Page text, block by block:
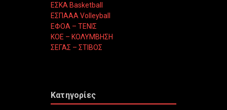
ΕΣΚΑ Basketball
ΕΣΠΑΑΑ Volleyball
ΕΦΟΑ – ΤΕΝΙΣ
ΚΟΕ – ΚΟΛΥΜΒΗΣΗ
ΣΕΓΑΣ – ΣΤΙΒΟΣ
Κατηγορίες